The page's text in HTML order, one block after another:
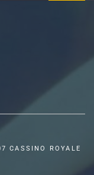
CASSINO ROYALE